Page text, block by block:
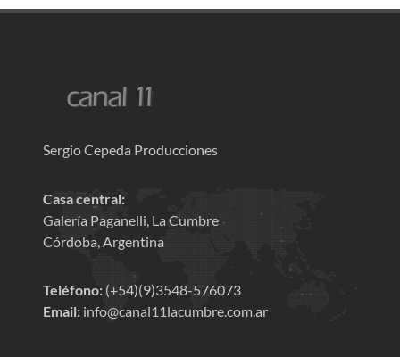
Sergio Cepeda Producciones
Casa central:
Galería Paganelli, La Cumbre
Córdoba, Argentina
Teléfono: (+54)(9)3548-576073
Email: info@canal11lacumbre.com.ar